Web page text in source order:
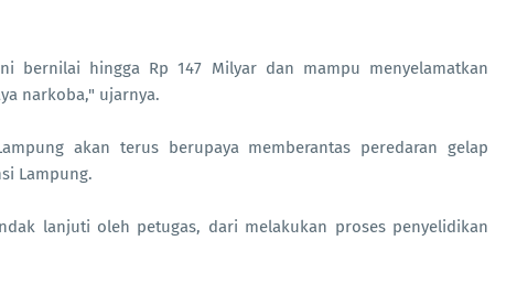
bernilai hingga Rp 147 Milyar dan mampu menyelamatkan
narkoba," ujarnya.
akan terus berupaya memberantas peredaran gelap
Lampung.
lanjuti oleh petugas, dari melakukan proses penyelidikan